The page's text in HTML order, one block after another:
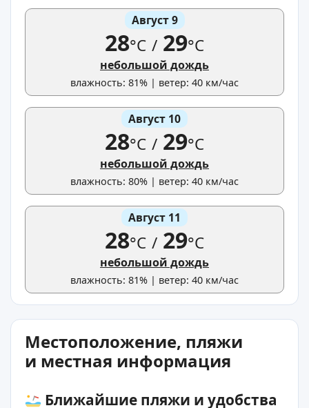
Август 9
28°C / 29°C
небольшой дождь
влажность: 81% | ветер: 40 км/час
Август 10
28°C / 29°C
небольшой дождь
влажность: 80% | ветер: 40 км/час
Август 11
28°C / 29°C
небольшой дождь
влажность: 81% | ветер: 40 км/час
Местоположение, пляжи
и местная информация
Ближайшие пляжи и удобства